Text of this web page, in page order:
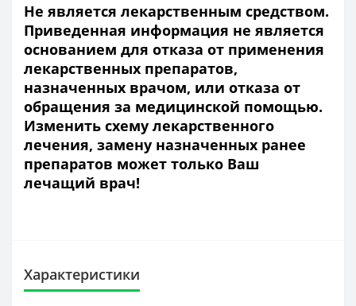
Не является лекарственным средством.
Приведенная информация не является
основанием для отказа от применения
лекарственных препаратов,
назначенных врачом, или отказа от
обращения за медицинской помощью.
Изменить схему лекарственного
лечения, замену назначенных ранее
препаратов может только Ваш
лечащий врач!
Характеристики